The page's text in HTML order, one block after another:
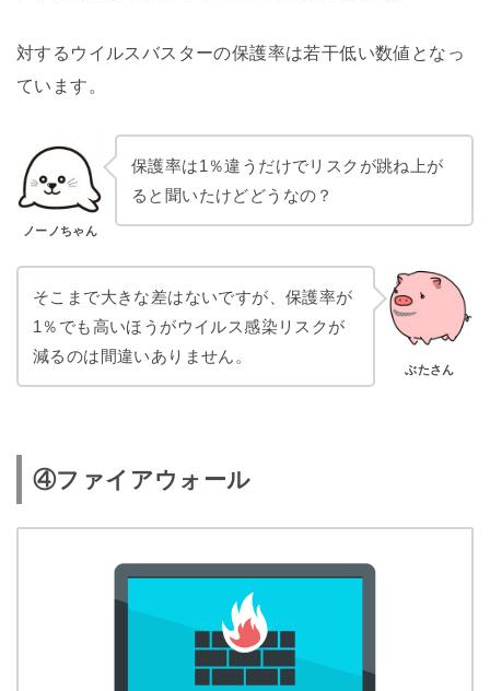
対するウイルスバスターの保護率は若干低い数値となっ
ています。
ノーノちゃん
保護率は1％違うだけでリスクが跳ね上が
ると聞いたけどどうなの？
そこまで大きな差はないですが、保護率が
1％でも高いほうがウイルス感染リスクが
減るのは間違いありません。
ぶたさん
④ファイアウォール